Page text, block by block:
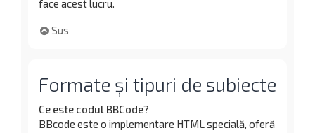
face acest lucru.
Sus
Formate și tipuri de subiecte
Ce este codul BBCode?
BBcode este o implementare HTML specială, oferă